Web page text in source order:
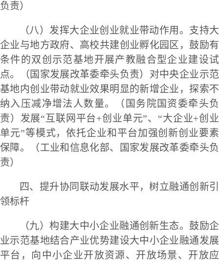
负责）
（八）发挥大企业创业就业带动作用。支持大
企业与地方政府、高校共建创业孵化园区，鼓励有
条件的双创示范基地开展产教融合型企业建设试
点。（国家发展改革委牵头负责）对中央企业示范
基地内创业带动就业效果明显的新增企业，探索不
纳入压减净增法人数量。（国务院国资委牵头负
责）发展“互联网平台+创业单元”、“大企业+创业
单元”等模式，依托企业和平台加强创新创业要素
保障。（工业和信息化部、国家发展改革委牵头负
责）
四、提升协同联动发展水平，树立融通创新引
领标杆
（九）构建大中小企业融通创新生态。鼓励企
业示范基地结合产业优势建设大中小企业融通发展
平台，向中小企业开放资源、开放场景、开放应